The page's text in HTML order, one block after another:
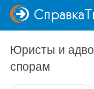
Справка
Юристы и
спорам